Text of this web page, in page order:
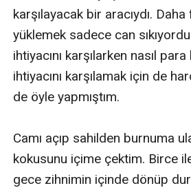
karşılayacak bir aracıydı.
yüklemek sadece can
ihtiyacını karşılarken nasıl
ihtiyacını karşılamak için de
de öyle yapmıştım.
Camı açıp sahilden burnuma
kokusunu içime çektim. Birce
gece zihnimin içinde dönüp